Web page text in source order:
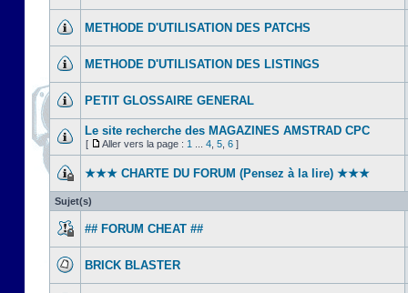
METHODE D'UTILISATION DES PATCHS
METHODE D'UTILISATION DES LISTINGS
PETIT GLOSSAIRE GENERAL
Le site recherche des MAGAZINES AMSTRAD CPC
[ Aller vers la page : 1 4 5 6 ]
★★★ CHARTE DU FORUM (Pensez à la lire) ★★★
Sujet(s)
## FORUM CHEAT ##
BRICK BLASTER